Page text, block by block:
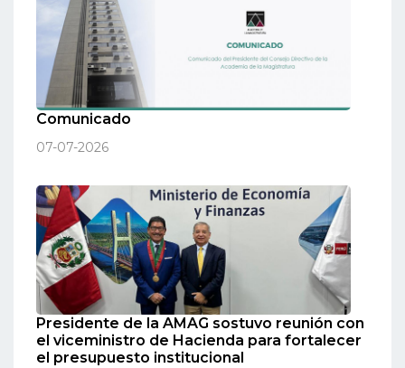
Comunicado
07-07-2026
Presidente de la AMAG sostuvo reunión con
el viceministro de Hacienda para fortalecer
el presupuesto institucional